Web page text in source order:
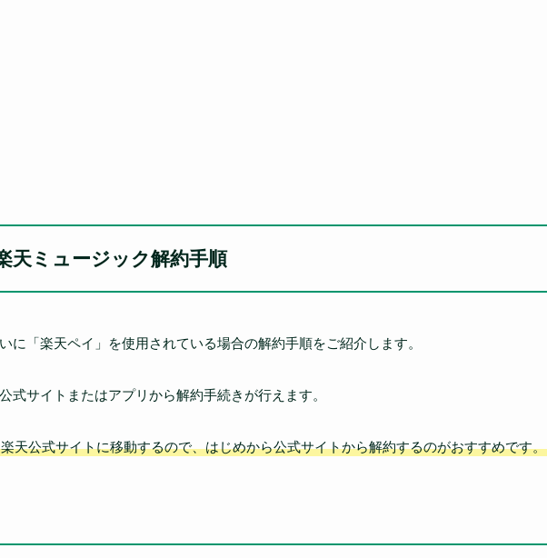
天ミュージック解約手順
に「楽天ペイ」を使用されている場合の解約手順をご紹介します。
式サイトまたはアプリから解約手続きが行えます。
天公式サイトに移動するので、はじめから公式サイトから解約するのがおすすめです。